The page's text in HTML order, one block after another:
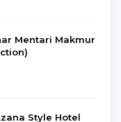
Mentari Makmur
Style Hotel